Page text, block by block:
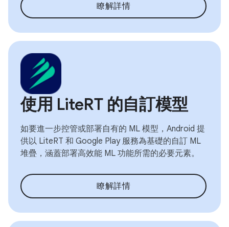
瞭解詳情
使用 LiteRT 的自訂模型
如要進一步控管或部署自有的 ML 模型，Android 提
供以 LiteRT 和 Google Play 服務為基礎的自訂 ML
堆疊，涵蓋部署高效能 ML 功能所需的必要元素。
瞭解詳情